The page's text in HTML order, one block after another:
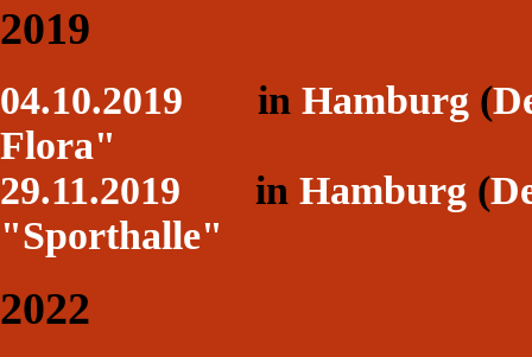
2019
04.10.2019 in Hamburg (
Flora"
29.11.2019 in Hamburg (
"Sporthalle"
2022